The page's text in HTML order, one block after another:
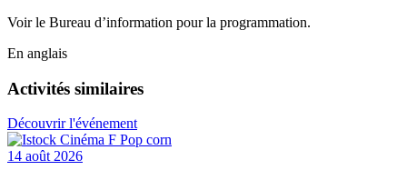
Voir le Bureau d’information pour la programmation.
En anglais
Activités similaires
Découvrir l'événement
14 août 2026